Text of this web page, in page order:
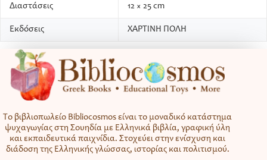
Διαστάσεις 12 × 25 cm
Εκδόσεις ΧΑΡΤΙΝΗ ΠΟΛΗ
Το βιβλιοπωλείο Bibliocosmos είναι το μοναδικό κατάστημα
ψυχαγωγίας στη Σουηδία με Ελληνικά βιβλία, γραφική ύλη
και εκπαιδευτικά παιχνίδια. Στοχεύει στην ενίσχυση και
διάδοση της Ελληνικής γλώσσας, ιστορίας και πολιτισμού.